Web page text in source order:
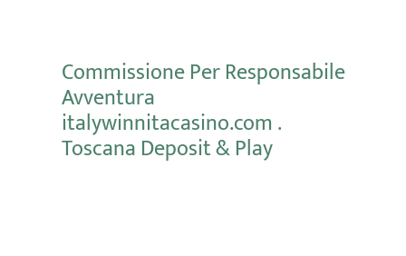
Commissione Per Responsabile
Avventura
italywinnitacasino.com .
Toscana Deposit & Play